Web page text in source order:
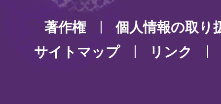
著作権
個人情報の取り
サイトマップ
リンク